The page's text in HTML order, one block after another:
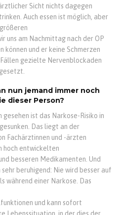
Sicht nichts dagegen
Auch essen ist möglich, aber
uns am Nachmittag nach der OP
und er keine Schmerzen
gezielte Nervenblockaden
nun jemand immer noch
dieser Person?
gesehen ist das Narkose-Risiko in
Das liegt an der
Fachärztinnen und -ärzten
hoch entwickelten
besseren Medikamenten. Und
beruhigend: Nie wird besser auf
während einer Narkose. Das
und kann sofort
Lebenssituation, in der dies der